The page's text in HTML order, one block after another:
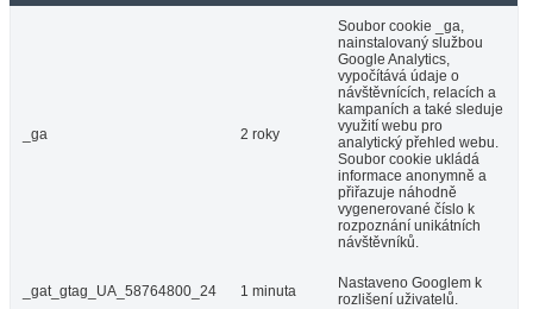
_ga 2 roky
Soubor cookie _ga,
nainstalovaný službou
Google Analytics,
vypočítává údaje o
návštěvnících, relacích a
kampaních a také sleduje
využití webu pro
analytický přehled webu.
Soubor cookie ukládá
informace anonymně a
přiřazuje náhodně
vygenerované číslo k
rozpoznání unikátních
návštěvníků.
_gat_gtag_UA_58764800_24 1 minuta
Nastaveno Googlem k
rozlišení uživatelů.